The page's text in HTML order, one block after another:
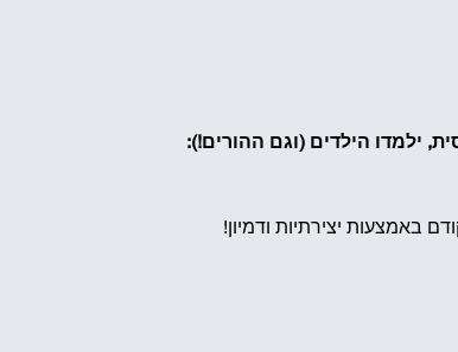
ילמדו הילדים (וגם ההורים!):
באמצעות יצירתיות ודמיון!